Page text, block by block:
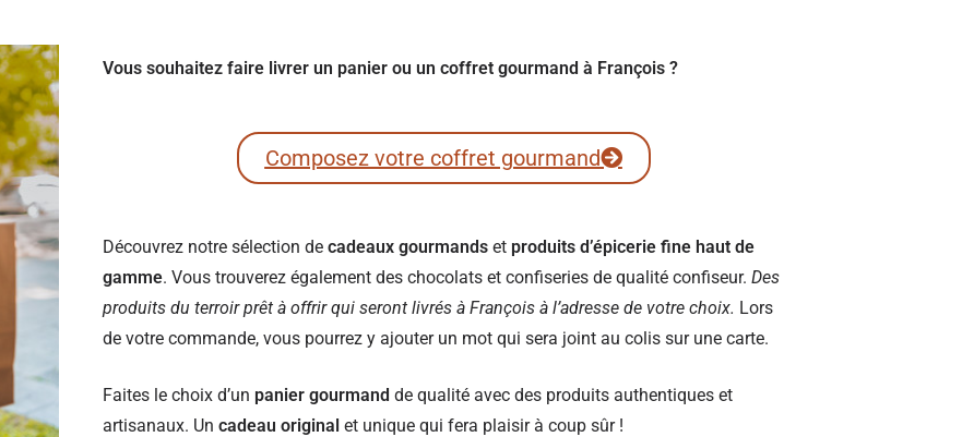
Vous souhaitez faire livrer un panier ou un coffret gourmand à François ?
Composez votre coffret gourmand
Découvrez notre sélection de cadeaux gourmands et produits d’épicerie fine haut de
gamme. Vous trouverez également des chocolats et confiseries de qualité confiseur. Des
produits du terroir prêt à offrir qui seront livrés à François à l’adresse de votre choix. Lors
de votre commande, vous pourrez y ajouter un mot qui sera joint au colis sur une carte.
Faites le choix d’un panier gourmand de qualité avec des produits authentiques et
artisanaux. Un cadeau original et unique qui fera plaisir à coup sûr !